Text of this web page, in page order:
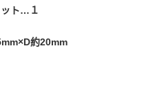
ット…１
約20mm